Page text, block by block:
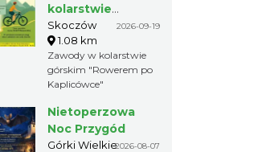
kolarstwie
górskim
"Rowerem po
Kaplicówce"
Skoczów 2026-09-19
1.08 km
Zawody w kolarstwie
górskim "Rowerem po
Kaplicówce"
Nietoperzowa
Noc Przygód
Górki Wielkie2026-08-07